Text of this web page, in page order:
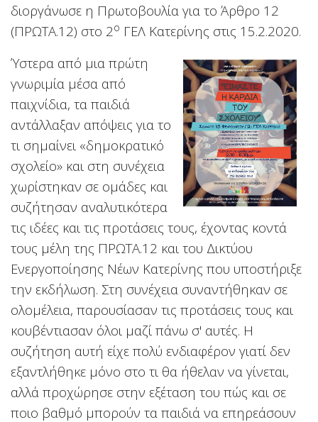
διοργάνωσε η Πρωτοβουλία για το Άρθρο 12
(ΠΡΩΤΑ.12) στο 2ο ΓΕΛ Κατερίνης στις 15.2.2020.
Ύστερα από μια πρώτη
γνωριμία μέσα από
παιχνίδια, τα παιδιά
αντάλλαξαν απόψεις για το
τι σημαίνει «δημοκρατικό
σχολείο» και στη συνέχεια
χωρίστηκαν σε ομάδες και
συζήτησαν αναλυτικότερα
τις ιδέες και τις προτάσεις τους, έχοντας κοντά
τους μέλη της ΠΡΩΤΑ.12 και του Δικτύου
Ενεργοποίησης Νέων Κατερίνης που υποστήριξε
την εκδήλωση. Στη συνέχεια συναντήθηκαν σε
ολομέλεια, παρουσίασαν τις προτάσεις τους και
κουβέντιασαν όλοι μαζί πάνω σ' αυτές. Η
συζήτηση αυτή είχε πολύ ενδιαφέρον γιατί δεν
εξαντλήθηκε μόνο στο τι θα ήθελαν να γίνεται,
αλλά προχώρησε στην εξέταση του πώς και σε
ποιο βαθμό μπορούν τα παιδιά να επηρεάσουν